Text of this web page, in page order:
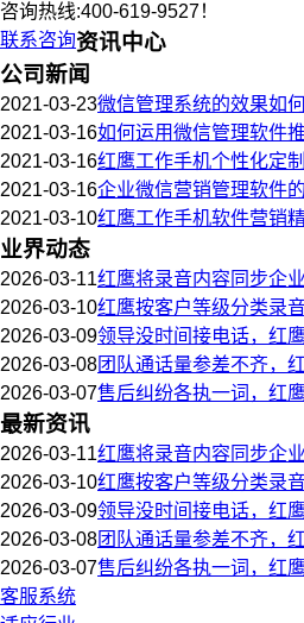
咨询热线:400-619-9527！
联系咨询资讯中心
公司新闻
2021-03-23微信管理系统的效果如
2021-03-16如何运用微信管理软件
2021-03-16红鹰工作手机个性化定
2021-03-16企业微信营销管理软件
2021-03-10红鹰工作手机软件营销
业界动态
2026-03-11红鹰将录音内容同步企
2026-03-10红鹰按客户等级分类录
2026-03-09领导没时间接电话，红
2026-03-08团队通话量参差不齐，
2026-03-07售后纠纷各执一词，红
最新资讯
2026-03-11红鹰将录音内容同步企
2026-03-10红鹰按客户等级分类录
2026-03-09领导没时间接电话，红
2026-03-08团队通话量参差不齐，
2026-03-07售后纠纷各执一词，红
客服系统